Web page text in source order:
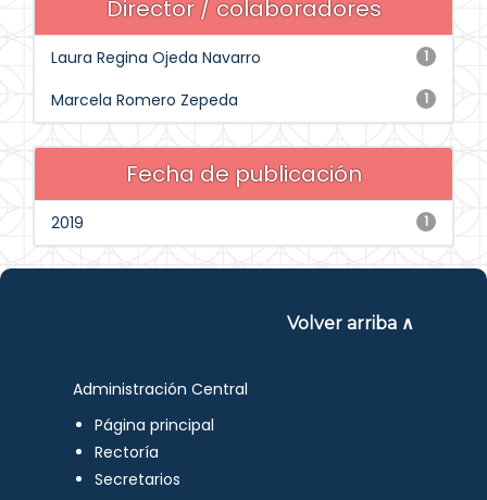
Director / colaboradores
1
Laura Regina Ojeda Navarro
1
Marcela Romero Zepeda
Fecha de publicación
1
2019
Volver arriba ∧
Administración Central
Página principal
Rectoría
Secretarios